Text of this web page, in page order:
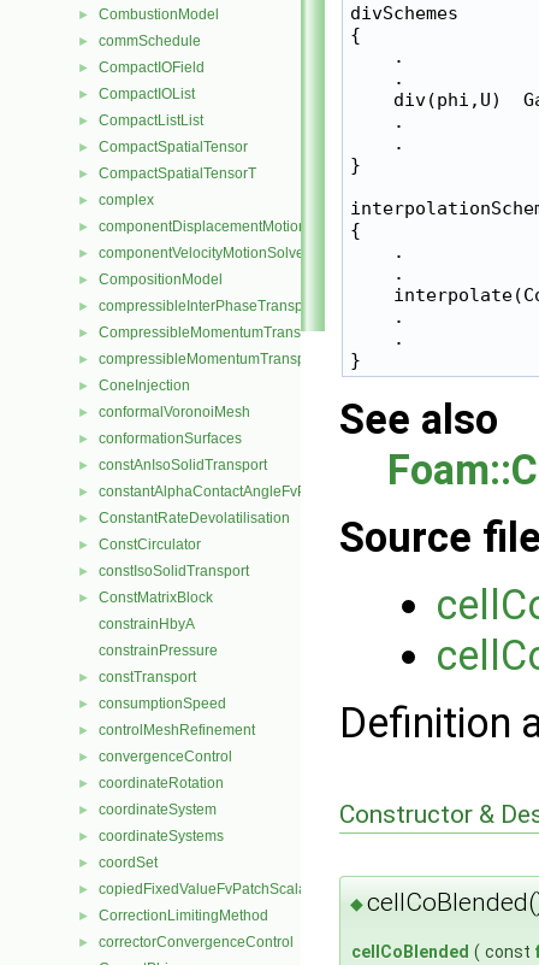
► CombustionModel
► commSchedule
► CompactIOField
► CompactIOList
► CompactListList
► CompactSpatialTensor
► CompactSpatialTensorT
► complex
► componentDisplacementMotionSolver
► componentVelocityMotionSolver
► CompositionModel
► compressibleInterPhaseTransportModel
► CompressibleMomentumTransportModel
► compressibleMomentumTransportModel
► ConeInjection
► conformalVoronoiMesh
► conformationSurfaces
► constAnIsoSolidTransport
► constantAlphaContactAngleFvPatchScalarField
► ConstantRateDevolatilisation
► ConstCirculator
► constIsoSolidTransport
►
ConstMatrixBlock
constrainHbyA
constrainPressure
► constTransport
► consumptionSpeed
► controlMeshRefinement
► convergenceControl
► coordinateRotation
► coordinateSystem
► coordinateSystems
► coordSet
► copiedFixedValueFvPatchScalarField
► CorrectionLimitingMethod
►
correctorConvergenceControl
divSchemes
{
    .
    .
div(phi,U)
    .
    .
}
{
    .
    .
    .
    .
See also
Source
Definition
Constructor &
◆
cellCoBlended ( const